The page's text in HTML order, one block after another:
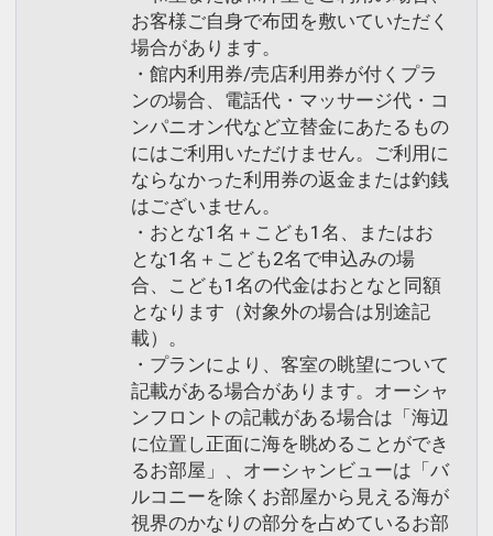
お客様ご自身で布団を敷いていただく
場合があります。
・館内利用券/売店利用券が付くプラ
ンの場合、電話代・マッサージ代・コ
ンパニオン代など立替金にあたるもの
にはご利用いただけません。ご利用に
ならなかった利用券の返金または釣銭
はございません。
・おとな1名＋こども1名、またはお
とな1名＋こども2名で申込みの場
合、こども1名の代金はおとなと同額
となります（対象外の場合は別途記
載）。
・プランにより、客室の眺望について
記載がある場合があります。オーシャ
ンフロントの記載がある場合は「海辺
に位置し正面に海を眺めることができ
るお部屋」、オーシャンビューは「バ
ルコニーを除くお部屋から見える海が
視界のかなりの部分を占めているお部